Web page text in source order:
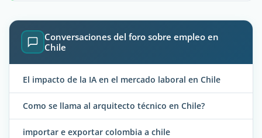
Conversaciones del foro sobre empleo en
Chile
El impacto de la IA en el mercado laboral en Chile
Como se llama al arquitecto técnico en Chile?
importar e exportar colombia a chile